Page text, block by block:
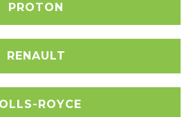
PROTON
RENAULT
ROYCE